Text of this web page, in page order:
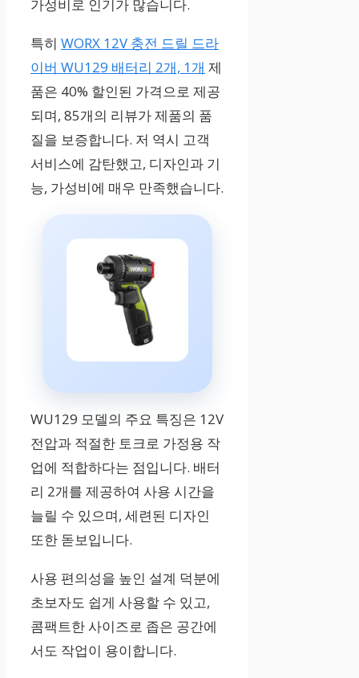
가성비로 인기가 많습니다.
특히 WORX 12V 충전 드릴 드라
이버 WU129 배터리 2개, 1개 제
품은 40% 할인된 가격으로 제공
되며, 85개의 리뷰가 제품의 품
질을 보증합니다. 저 역시 고객
서비스에 감탄했고, 디자인과 기
능, 가성비에 매우 만족했습니다.
WU129 모델의 주요 특징은 12V
전압과 적절한 토크로 가정용 작
업에 적합하다는 점입니다. 배터
리 2개를 제공하여 사용 시간을
늘릴 수 있으며, 세련된 디자인
또한 돋보입니다.
사용 편의성을 높인 설계 덕분에
초보자도 쉽게 사용할 수 있고,
콤팩트한 사이즈로 좁은 공간에
서도 작업이 용이합니다.